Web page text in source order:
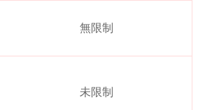
無限制
未限制